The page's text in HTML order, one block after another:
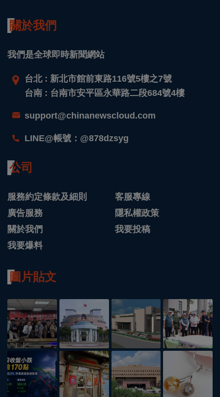
關於我們
我們是全球即時新聞網站
台北 : 新北市館前東路116號5樓之7號
台南 : 台南市安平區永華路二段684號4樓
support@chinanewscloud.com
LINE@帳號：@878dzsyg
公司
服務約定條款及細則
客服專線
廣告服務
隱私權政策
關於我們
我要投稿
我要爆料
圖片貼文